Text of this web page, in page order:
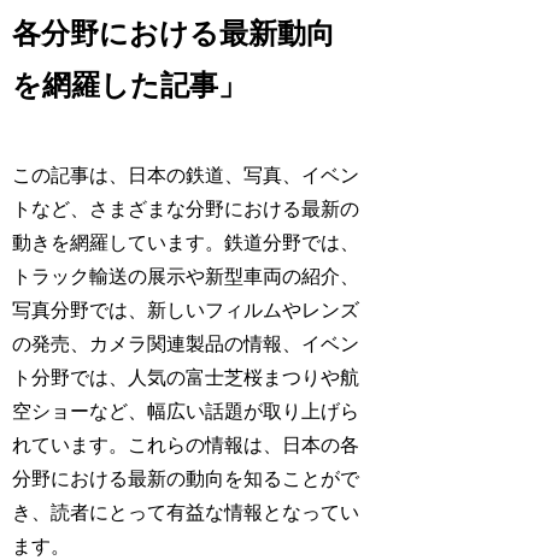
各分野における最新動向
を網羅した記事」
この記事は、日本の鉄道、写真、イベン
トなど、さまざまな分野における最新の
動きを網羅しています。鉄道分野では、
トラック輸送の展示や新型車両の紹介、
写真分野では、新しいフィルムやレンズ
の発売、カメラ関連製品の情報、イベン
ト分野では、人気の富士芝桜まつりや航
空ショーなど、幅広い話題が取り上げら
れています。これらの情報は、日本の各
分野における最新の動向を知ることがで
き、読者にとって有益な情報となってい
ます。